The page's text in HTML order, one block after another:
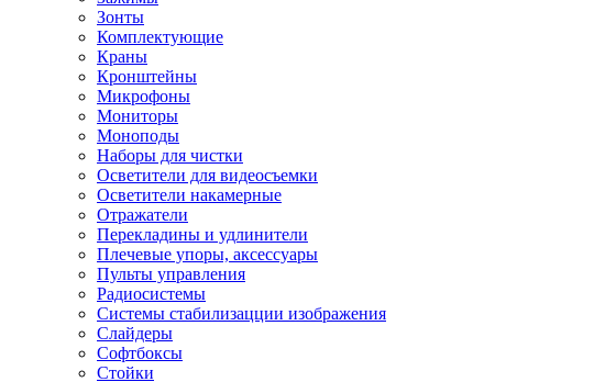
Зонты
Комплектующие
Краны
Кронштейны
Микрофоны
Мониторы
Моноподы
Наборы для чистки
Осветители для видеосъемки
Осветители накамерные
Отражатели
Перекладины и удлинители
Плечевые упоры, аксессуары
Пульты управления
Радиосистемы
Системы стабилизацции изображения
Слайдеры
Софтбоксы
Стойки